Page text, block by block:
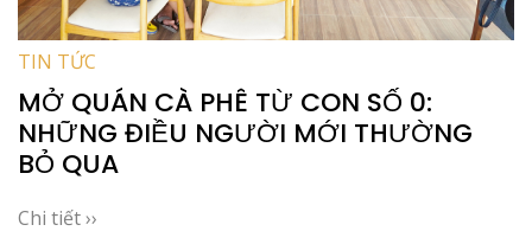
TIN TỨC
MỞ QUÁN CÀ PHÊ TỪ CON SỐ 0:
NHỮNG ĐIỀU NGƯỜI MỚI THƯỜNG
BỎ QUA
Chi tiết ››